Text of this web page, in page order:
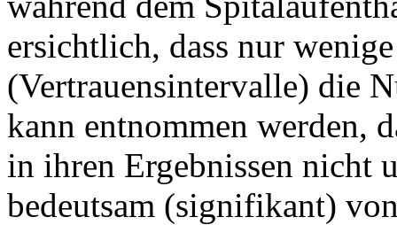
ersichtlich, dass nur
(Vertrauensintervalle) die
kann entnommen werden,
in ihren Ergebnissen nicht
bedeutsam (signifikant)